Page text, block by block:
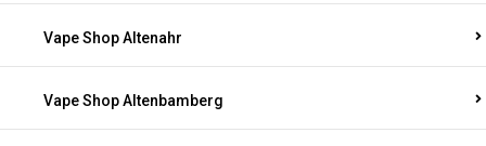
Vape Shop Altenahr
Vape Shop Altenbamberg